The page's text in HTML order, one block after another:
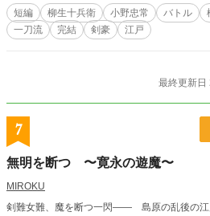
短編 柳生十兵衛 小野忠常 バトル
一刀流
完結 剣豪 江戸
最終更新日
7
無明を断つ 〜寛永の遊魔〜
MIROKU
剣難女難、魔を断つ一閃―― 島原の乱後の江